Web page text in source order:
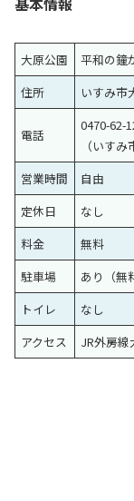
大原公園
平和の鐘
住所
いすみ市
電話
0470-62-
（いすみ
営業時間
自由
定休日
なし
料金
無料
駐車場
あり（無
トイレ
なし
アクセス
JR外房